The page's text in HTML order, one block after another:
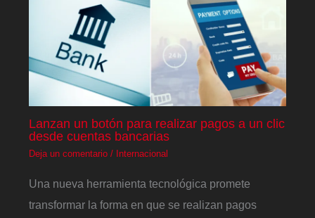
Lanzan un botón para realizar pagos a un clic
desde cuentas bancarias
Deja un comentario / Internacional
Una nueva herramienta tecnológica promete
transformar la forma en que se realizan pagos